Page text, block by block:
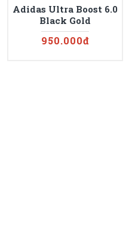
Adidas Ultra Boost 6.0
Black Gold
950.000đ